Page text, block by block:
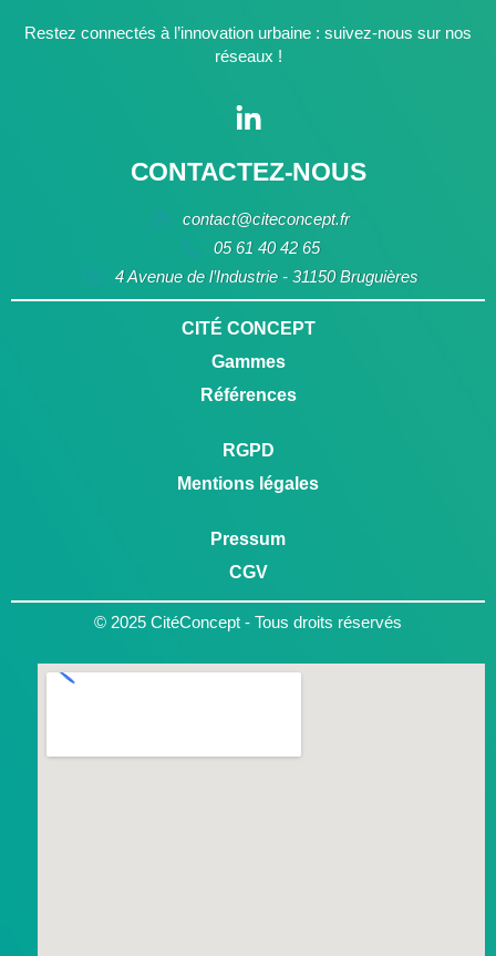
Restez connectés à l’innovation urbaine : suivez-nous sur nos
réseaux !
CONTACTEZ-NOUS
contact@citeconcept.fr
05 61 40 42 65
4 Avenue de l’Industrie - 31150 Bruguières
CITÉ CONCEPT
Gammes
Références
RGPD
Mentions légales
Pressum
CGV
© 2025 CitéConcept - Tous droits réservés